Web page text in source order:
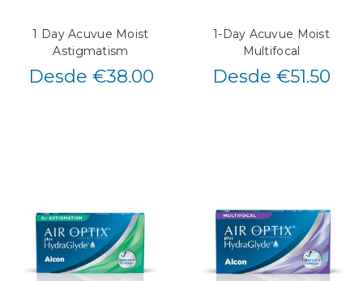
1 Day Acuvue Moist
Astigmatism
Desde €38.00
1-Day Acuvue Moist
Multifocal
Desde €51.50